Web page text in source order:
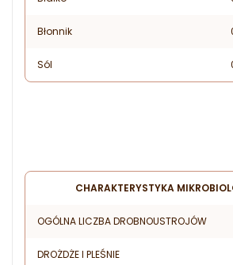
Błonnik
Sól
CHARAKTERYSTYKA
OGÓLNA LICZBA DROBNOUSTROJÓW
DROŻDŻE I PLEŚNIE